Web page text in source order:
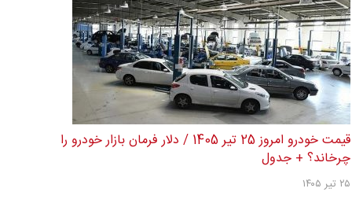
قیمت خودرو امروز 25 تیر 1405 / دلار فرمان بازار خودرو را
چرخاند؟ + جدول
۲۵ تیر ۱۴۰۵